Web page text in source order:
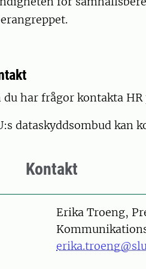
du har frågor kontakta HR
dataskyddsombud kan
Kontakt
PersonErika Troeng,